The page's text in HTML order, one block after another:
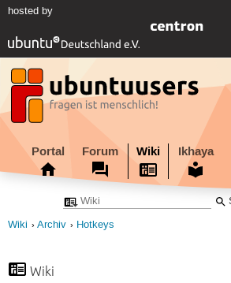
hosted by
Portal Forum Wiki Ikhaya
Wiki Archiv Hotkeys
Wiki